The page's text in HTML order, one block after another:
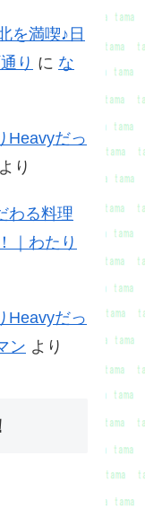
を満喫♪日
り に な
Heavyだっ
より
わる料理
｜わたり
Heavyだっ
ン より